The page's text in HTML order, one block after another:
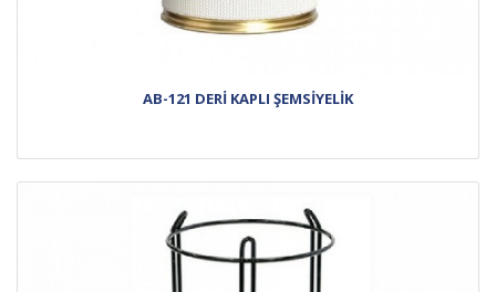
AB-121 DERİ KAPLI ŞEMSİYELİK